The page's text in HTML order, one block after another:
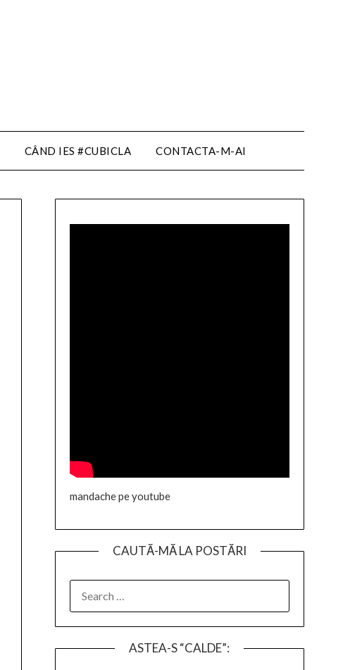
CÂND IES #CUBICLA CONTACTA-M-AI
mandache pe youtube
CAUTĂ-MĂ LA POSTĂRI
FOR:
ASTEA-S “CALDE”: